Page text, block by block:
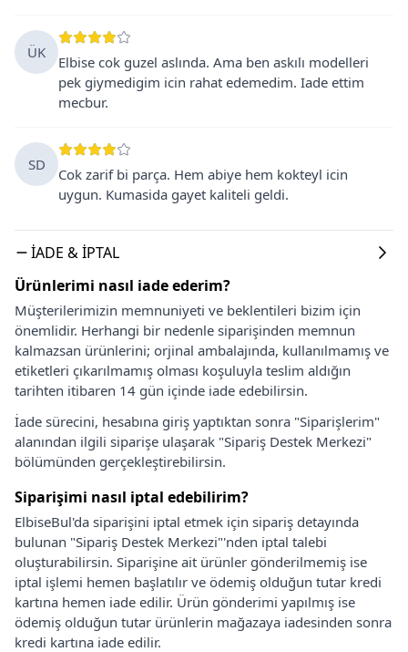
ÜK
Elbise cok guzel aslında. Ama ben askılı modelleri
pek giymedigim icin rahat edemedim. Iade ettim
mecbur.
SD
Cok zarif bi parça. Hem abiye hem kokteyl icin
uygun. Kumasida gayet kaliteli geldi.
İADE & İPTAL
Ürünlerimi nasıl iade ederim?
Müşterilerimizin memnuniyeti ve beklentileri bizim için
önemlidir. Herhangi bir nedenle siparişinden memnun
kalmazsan ürünlerini; orjinal ambalajında, kullanılmamış ve
etiketleri çıkarılmamış olması koşuluyla teslim aldığın
tarihten itibaren 14 gün içinde iade edebilirsin.
İade sürecini, hesabına giriş yaptıktan sonra "Siparişlerim"
alanından ilgili siparişe ulaşarak "Sipariş Destek Merkezi"
bölümünden gerçekleştirebilirsin.
Siparişimi nasıl iptal edebilirim?
ElbiseBul'da siparişini iptal etmek için sipariş detayında
bulunan "Sipariş Destek Merkezi"'nden iptal talebi
oluşturabilirsin. Siparişine ait ürünler gönderilmemiş ise
iptal işlemi hemen başlatılır ve ödemiş olduğun tutar kredi
kartına hemen iade edilir. Ürün gönderimi yapılmış ise
ödemiş olduğun tutar ürünlerin mağazaya iadesinden sonra
kredi kartına iade edilir.